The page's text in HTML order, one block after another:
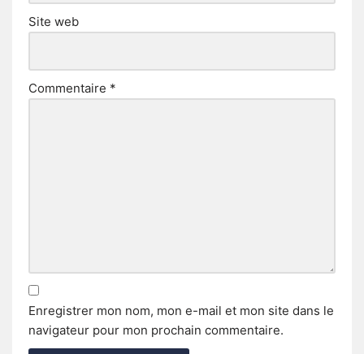
Site web
Commentaire *
Enregistrer mon nom, mon e-mail et mon site dans le
navigateur pour mon prochain commentaire.